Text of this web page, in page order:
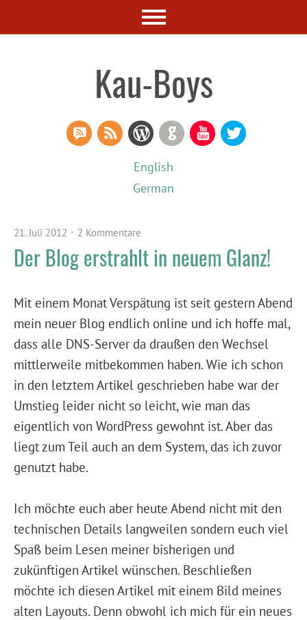
Kau-Boys
YouTube
GitHub
WordPress
RSS Feed
RSS Comments
English
German
21. Juli 2012 2 Kommentare
Der Blog erstrahlt in neuem Glanz!
Mit einem Monat Verspätung ist seit gestern Abend
mein neuer Blog endlich online und ich hoffe mal,
dass alle DNS-Server da draußen den Wechsel
mittlerweile mitbekommen haben. Wie ich schon
in den letztem Artikel geschrieben habe war der
Umstieg leider nicht so leicht, wie man das
eigentlich von WordPress gewohnt ist. Aber das
liegt zum Teil auch an dem System, das ich zuvor
genutzt habe.
Ich möchte euch aber heute Abend nicht mit den
technischen Details langweilen sondern euch viel
Spaß beim Lesen meiner bisherigen und
zukünftigen Artikel wünschen. Beschließen
möchte ich diesen Artikel mit einem Bild meines
alten Layouts. Denn obwohl ich mich für ein neues